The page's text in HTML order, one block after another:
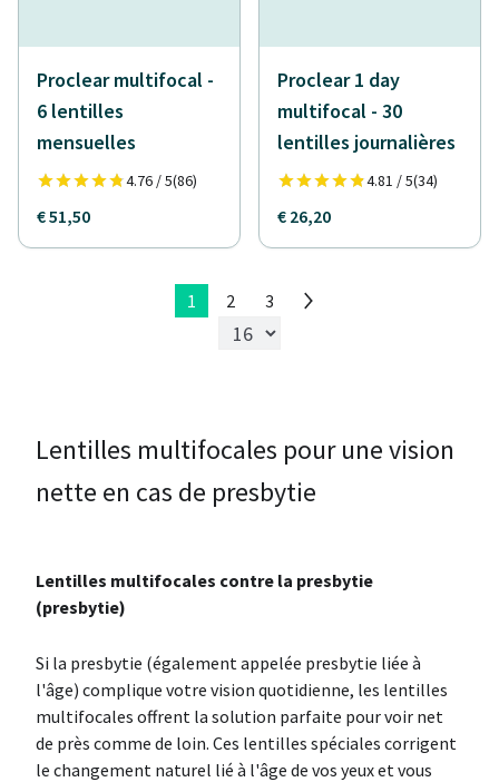
Proclear multifocal -
6 lentilles
mensuelles
4.76 / 5(86)
€ 51,50
Proclear 1 day
multifocal - 30
lentilles journalières
4.81 / 5(34)
€ 26,20
1 2 3
Lentilles multifocales pour une vision
nette en cas de presbytie
Lentilles multifocales contre la presbytie
(presbytie)
Si la presbytie (également appelée presbytie liée à
l'âge) complique votre vision quotidienne, les lentilles
multifocales offrent la solution parfaite pour voir net
de près comme de loin. Ces lentilles spéciales corrigent
le changement naturel lié à l'âge de vos yeux et vous